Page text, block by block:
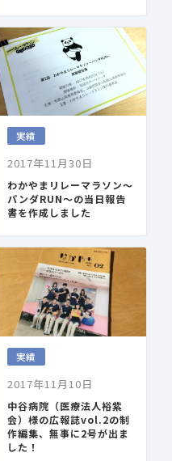
実績
2017年11月30日
わかやまリレーマラソン〜
パンダRUN〜の当日報告
書を作成しました
実績
2017年11月10日
中谷病院（医療法人裕紫
会）様の広報誌vol.2の制
作編集、無事に2号が出ま
した！